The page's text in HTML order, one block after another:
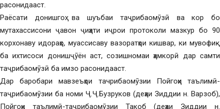
расонидааст.
Раёсати донишгоҳ ва шуъбаи таҷрибаомӯзӣ ва кор бо
мутахассисони ҷавон ҷиҳати иҷрои протоколи мазкур бо 90
корхонаву идораҳо, муассисаву вазоратҳои кишвар, ки мувофиқ
ба ихтисоси донишҷӯён аст, созишномаи ҳамкорӣ дар самти
таҷрибаомӯзӣ ба имзо расонидааст.
Дар баробари мавзеъҳои тачрибаомӯзии Пойгоҳи таълимӣ-
таҷрибаомӯзии ба номи Ҷ.Ҷ.Бузруков (деҳаи Зиддии н. Варзоб),
Пойгоҳи таълимӣ-таҷрибаомӯзии Такоб (деҳаи Зиддии н.